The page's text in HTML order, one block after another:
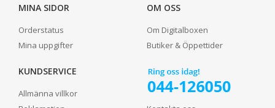
MINA SIDOR
Orderstatus
Mina uppgifter
OM OSS
Om Digitalboxen
Butiker & Öppettider
KUNDSERVICE
Allmänna villkor